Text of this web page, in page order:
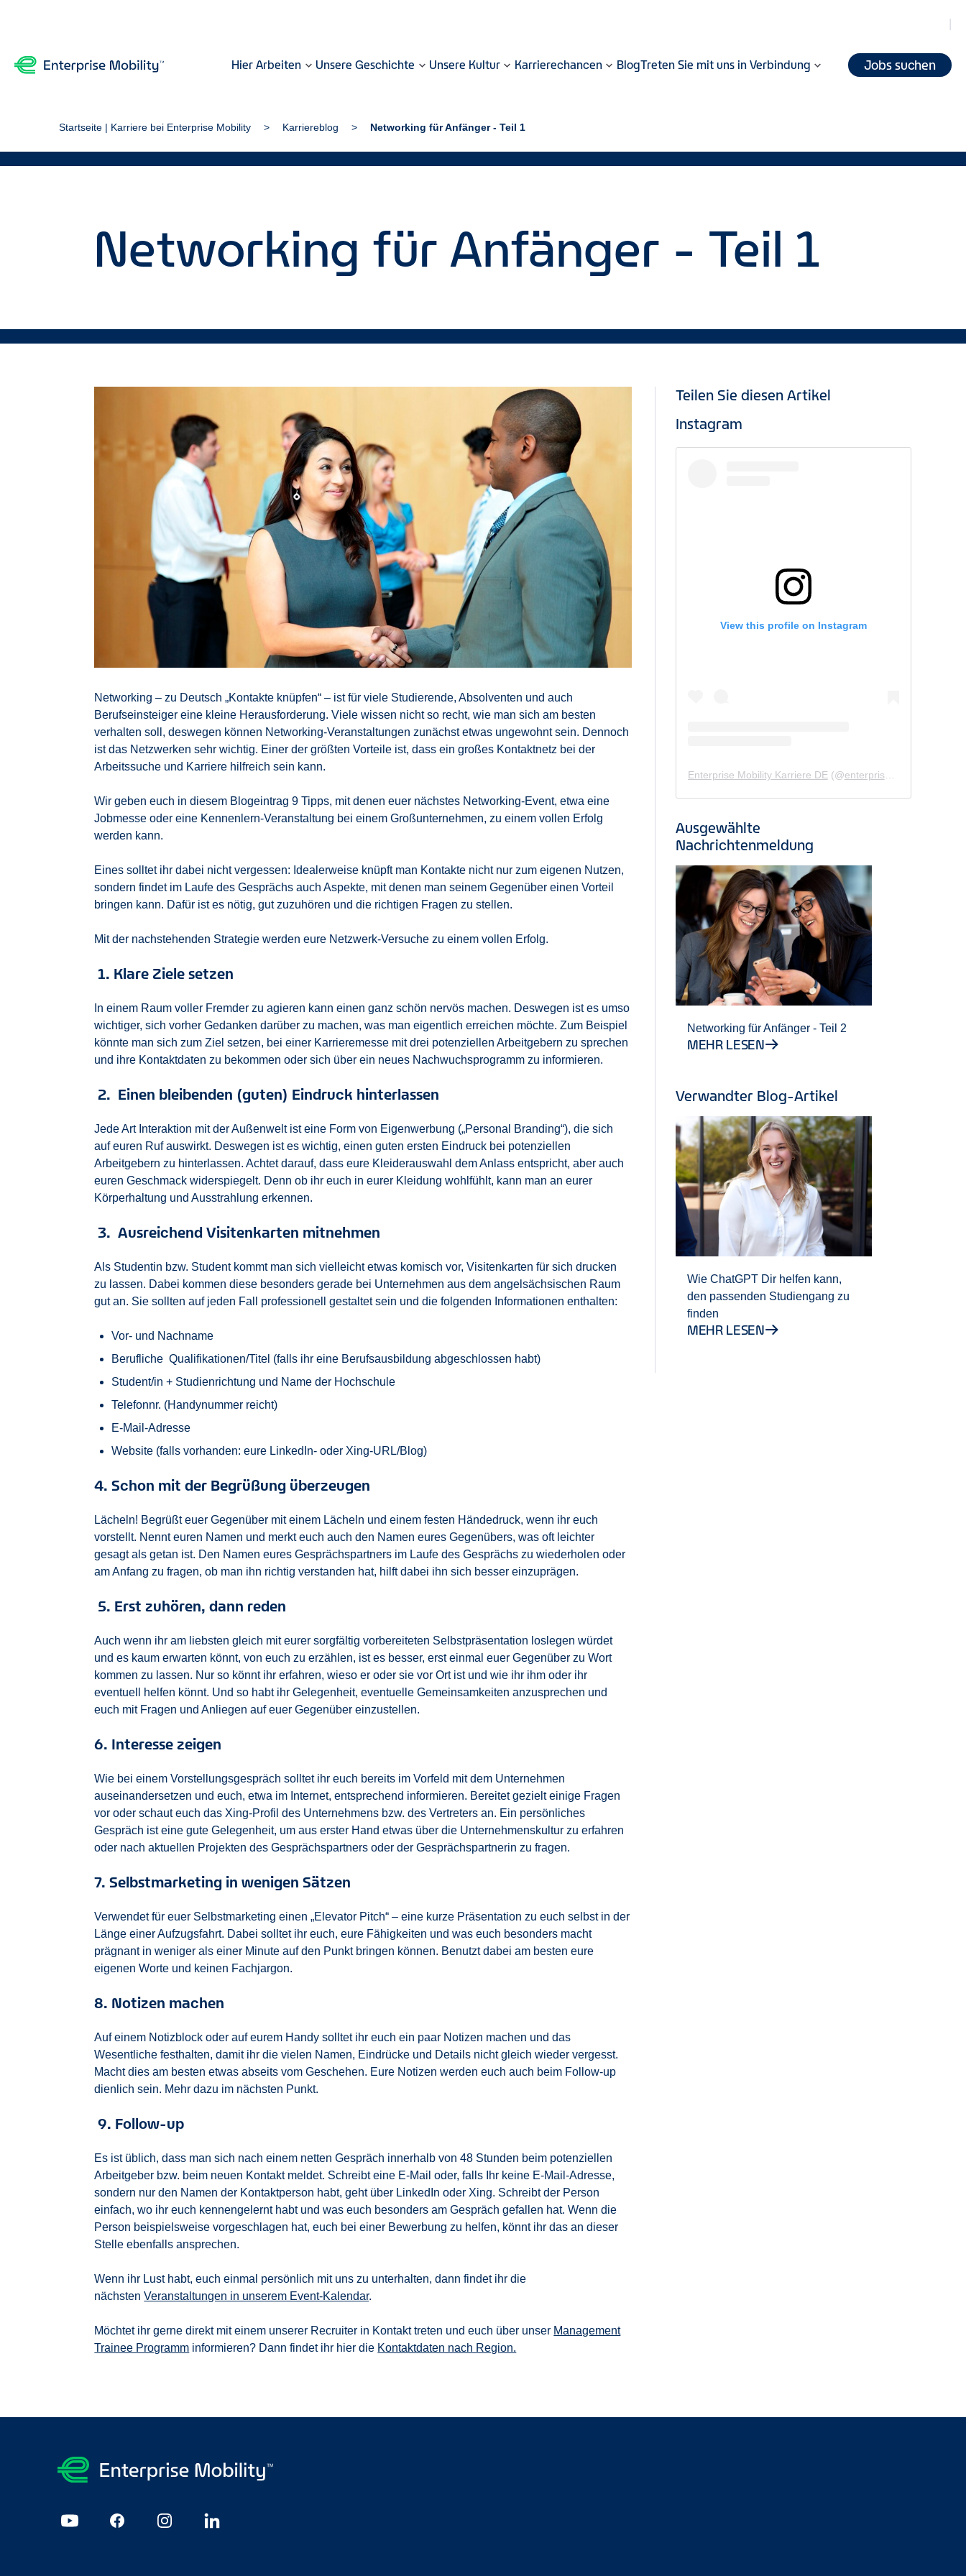
Hier Arbeiten Unsere Geschichte Unsere Kultur Karrierechancen BlogTreten Sie mit uns in Verbindung Jobs suchen
Startseite | Karriere bei Enterprise Mobility Karriereblog Networking für Anfänger - Teil 1
Networking für Anfänger - Teil 1
Networking – zu Deutsch „Kontakte knüpfen“ – ist für viele Studierende, Absolventen und auch
Berufseinsteiger eine kleine Herausforderung. Viele wissen nicht so recht, wie man sich am besten
verhalten soll, deswegen können Networking-Veranstaltungen zunächst etwas ungewohnt sein. Dennoch
ist das Netzwerken sehr wichtig. Einer der größten Vorteile ist, dass ein großes Kontaktnetz bei der
Arbeitssuche und Karriere hilfreich sein kann.
Wir geben euch in diesem Blogeintrag 9 Tipps, mit denen euer nächstes Networking-Event, etwa eine
Jobmesse oder eine Kennenlern-Veranstaltung bei einem Großunternehmen, zu einem vollen Erfolg
werden kann.
Eines solltet ihr dabei nicht vergessen: Idealerweise knüpft man Kontakte nicht nur zum eigenen Nutzen,
sondern findet im Laufe des Gesprächs auch Aspekte, mit denen man seinem Gegenüber einen Vorteil
bringen kann. Dafür ist es nötig, gut zuzuhören und die richtigen Fragen zu stellen.
Mit der nachstehenden Strategie werden eure Netzwerk-Versuche zu einem vollen Erfolg.
1. Klare Ziele setzen
In einem Raum voller Fremder zu agieren kann einen ganz schön nervös machen. Deswegen ist es umso
wichtiger, sich vorher Gedanken darüber zu machen, was man eigentlich erreichen möchte. Zum Beispiel
könnte man sich zum Ziel setzen, bei einer Karrieremesse mit drei potenziellen Arbeitgebern zu sprechen
und ihre Kontaktdaten zu bekommen oder sich über ein neues Nachwuchsprogramm zu informieren.
2. Einen bleibenden (guten) Eindruck hinterlassen
Jede Art Interaktion mit der Außenwelt ist eine Form von Eigenwerbung („Personal Branding“), die sich
auf euren Ruf auswirkt. Deswegen ist es wichtig, einen guten ersten Eindruck bei potenziellen
Arbeitgebern zu hinterlassen. Achtet darauf, dass eure Kleiderauswahl dem Anlass entspricht, aber auch
euren Geschmack widerspiegelt. Denn ob ihr euch in eurer Kleidung wohlfühlt, kann man an eurer
Körperhaltung und Ausstrahlung erkennen.
3. Ausreichend Visitenkarten mitnehmen
Als Studentin bzw. Student kommt man sich vielleicht etwas komisch vor, Visitenkarten für sich drucken
zu lassen. Dabei kommen diese besonders gerade bei Unternehmen aus dem angelsächsischen Raum
gut an. Sie sollten auf jeden Fall professionell gestaltet sein und die folgenden Informationen enthalten:
Vor- und Nachname
Berufliche Qualifikationen/Titel (falls ihr eine Berufsausbildung abgeschlossen habt)
Student/in + Studienrichtung und Name der Hochschule
Telefonnr. (Handynummer reicht)
E-Mail-Adresse
Website (falls vorhanden: eure LinkedIn- oder Xing-URL/Blog)
4. Schon mit der Begrüßung überzeugen
Lächeln! Begrüßt euer Gegenüber mit einem Lächeln und einem festen Händedruck, wenn ihr euch
vorstellt. Nennt euren Namen und merkt euch auch den Namen eures Gegenübers, was oft leichter
gesagt als getan ist. Den Namen eures Gesprächspartners im Laufe des Gesprächs zu wiederholen oder
am Anfang zu fragen, ob man ihn richtig verstanden hat, hilft dabei ihn sich besser einzuprägen.
5. Erst zuhören, dann reden
Auch wenn ihr am liebsten gleich mit eurer sorgfältig vorbereiteten Selbstpräsentation loslegen würdet
und es kaum erwarten könnt, von euch zu erzählen, ist es besser, erst einmal euer Gegenüber zu Wort
kommen zu lassen. Nur so könnt ihr erfahren, wieso er oder sie vor Ort ist und wie ihr ihm oder ihr
eventuell helfen könnt. Und so habt ihr Gelegenheit, eventuelle Gemeinsamkeiten anzusprechen und
euch mit Fragen und Anliegen auf euer Gegenüber einzustellen.
6. Interesse zeigen
Wie bei einem Vorstellungsgespräch solltet ihr euch bereits im Vorfeld mit dem Unternehmen
auseinandersetzen und euch, etwa im Internet, entsprechend informieren. Bereitet gezielt einige Fragen
vor oder schaut euch das Xing-Profil des Unternehmens bzw. des Vertreters an. Ein persönliches
Gespräch ist eine gute Gelegenheit, um aus erster Hand etwas über die Unternehmenskultur zu erfahren
oder nach aktuellen Projekten des Gesprächspartners oder der Gesprächspartnerin zu fragen.
7. Selbstmarketing in wenigen Sätzen
Verwendet für euer Selbstmarketing einen „Elevator Pitch“ – eine kurze Präsentation zu euch selbst in der
Länge einer Aufzugsfahrt. Dabei solltet ihr euch, eure Fähigkeiten und was euch besonders macht
prägnant in weniger als einer Minute auf den Punkt bringen können. Benutzt dabei am besten eure
eigenen Worte und keinen Fachjargon.
8. Notizen machen
Auf einem Notizblock oder auf eurem Handy solltet ihr euch ein paar Notizen machen und das
Wesentliche festhalten, damit ihr die vielen Namen, Eindrücke und Details nicht gleich wieder vergesst.
Macht dies am besten etwas abseits vom Geschehen. Eure Notizen werden euch auch beim Follow-up
dienlich sein. Mehr dazu im nächsten Punkt.
9. Follow-up
Es ist üblich, dass man sich nach einem netten Gespräch innerhalb von 48 Stunden beim potenziellen
Arbeitgeber bzw. beim neuen Kontakt meldet. Schreibt eine E-Mail oder, falls Ihr keine E-Mail-Adresse,
sondern nur den Namen der Kontaktperson habt, geht über LinkedIn oder Xing. Schreibt der Person
einfach, wo ihr euch kennengelernt habt und was euch besonders am Gespräch gefallen hat. Wenn die
Person beispielsweise vorgeschlagen hat, euch bei einer Bewerbung zu helfen, könnt ihr das an dieser
Stelle ebenfalls ansprechen.
Wenn ihr Lust habt, euch einmal persönlich mit uns zu unterhalten, dann findet ihr die
nächstenVeranstaltungen in unserem Event-Kalendar.
Möchtet ihr gerne direkt mit einem unserer Recruiter in Kontakt treten und euch über unser Management
Trainee Programm informieren? Dann findet ihr hier die Kontaktdaten nach Region.
Teilen Sie diesen Artikel
Instagram
View this profile on Instagram
Enterprise Mobility Karriere DE(@enterprisemobility.karriere.de
Ausgewählte
Nachrichtenmeldung
Networking für Anfänger - Teil 2
MEHR LESEN
Verwandter Blog-Artikel
Wie ChatGPT Dir helfen kann,
den passenden Studiengang zu
finden
MEHR LESEN